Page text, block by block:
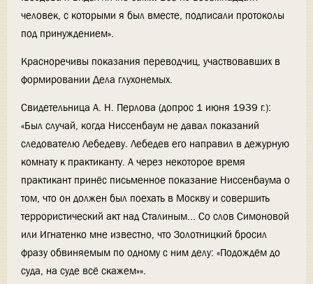
человек, с которыми я был вместе, подписали протоколы
под принуждением».
Красноречивы показания переводчиц, участвовавших в
формировании Дела глухонемых.
Свидетельница А. Н. Перлова (допрос 1 июня 1939 г.):
«Был случай, когда Ниссенбаум не давал показаний
следователю Лебедеву. Лебедев его направил в дежурную
комнату к практиканту. А через некоторое время
практикант принёс письменное показание Ниссенбаума о
том, что он должен был поехать в Москву и совершить
террористический акт над Сталиным... Со слов Симоновой
или Игнатенко мне известно, что Золотницкий бросил
фразу обвиняемым по одному с ним делу: «Подождём до
суда, на суде всё скажем»».